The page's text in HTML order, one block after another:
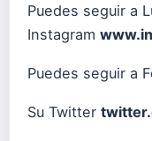
Puedes seguir a
Instagram
Puedes seguir a
Su Twitter